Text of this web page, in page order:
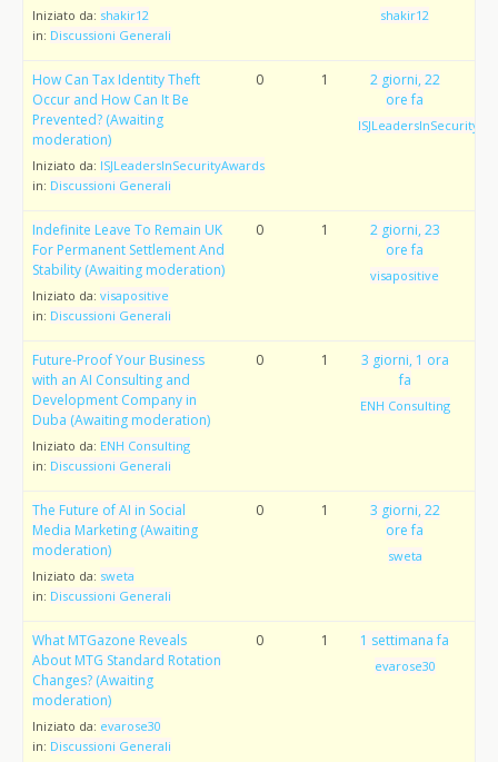
Iniziato da: shakir12
in: Discussioni Generali
shakir12
How Can Tax Identity Theft
Occur and How Can It Be
Prevented? (Awaiting
moderation)
Iniziato da: ISJLeadersInSecurityAwards
in: Discussioni Generali
0 1
2 giorni, 22
ore fa
Indefinite Leave To Remain UK
For Permanent Settlement And
Stability (Awaiting moderation)
Iniziato da: visapositive
in: Discussioni Generali
0 1
2 giorni, 23
ore fa
visapositive
Future-Proof Your Business
with an AI Consulting and
Development Company in
Duba (Awaiting moderation)
Iniziato da: ENH Consulting
in: Discussioni Generali
0 1
3 giorni, 1 ora
fa
ENH Consulting
The Future of AI in Social
Media Marketing (Awaiting
moderation)
Iniziato da: sweta
in: Discussioni Generali
0 1
3 giorni, 22
ore fa
sweta
What MTGazone Reveals
About MTG Standard Rotation
Changes? (Awaiting
moderation)
Iniziato da: evarose30
in: Discussioni Generali
0 1 1 settimana fa
evarose30